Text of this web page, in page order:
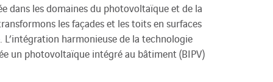
dans les domaines du photovoltaïque et de la
les façades et les toits en surfaces
L’intégration harmonieuse de la technologie
un photovoltaïque intégré au bâtiment (BIPV)